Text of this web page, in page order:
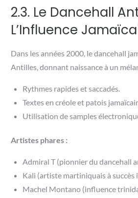
2.3. Le Dancehall
L’Influence
Dans les années 2000, le dancehall
Antilles, donnant naissance à un
Rythmes rapides et saccadés.
Textes en créole et patois
Utilisation de samples
Artistes phares :
Admiral T (pionnier du dancehall
Kali (artiste martiniquais à
Machel Montano (influence